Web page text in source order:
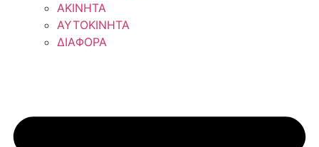
ΑΚΙΝΗΤΑ
ΑΥΤΟΚΙΝΗΤΑ
ΔΙΑΦΟΡΑ